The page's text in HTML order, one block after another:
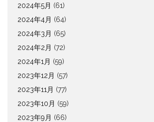
2024年5月 (61)
2024年4月 (64)
2024年3月 (65)
2024年2月 (72)
2024年1月 (59)
2023年12月 (57)
2023年11月 (77)
2023年10月 (59)
2023年9月 (66)